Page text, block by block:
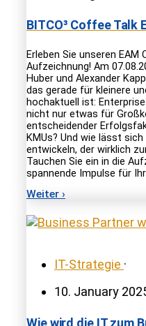
BITCO³ Coffee Talk
Erleben Sie unseren
Aufzeichnung! Am
Huber und Alexander
das gerade für kleinere
hochaktuell ist:
nicht nur etwas für
entscheidender
KMUs? Und wie lässt
entwickeln, der wirklich
Tauchen Sie ein in die
spannende Impulse für
Weiter ›
IT-Strategie ·
10. January
Wie wird die IT zum